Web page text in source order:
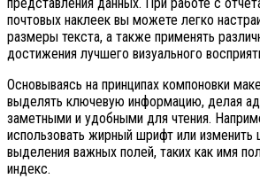
представления данных. При работе с
почтовых наклеек вы можете легко
размеры текста, а также применять
достижения лучшего визуального
Основываясь на принципах компоновки
выделять ключевую информацию, делая
заметными и удобными для чтения.
использовать жирный шрифт или изменить
выделения важных полей, таких как имя
индекс.